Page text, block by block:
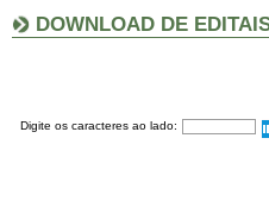
DOWNLOAD DE
Digite os caracteres ao lado: